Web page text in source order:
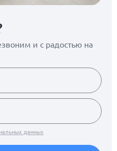
и с радостью на
данных